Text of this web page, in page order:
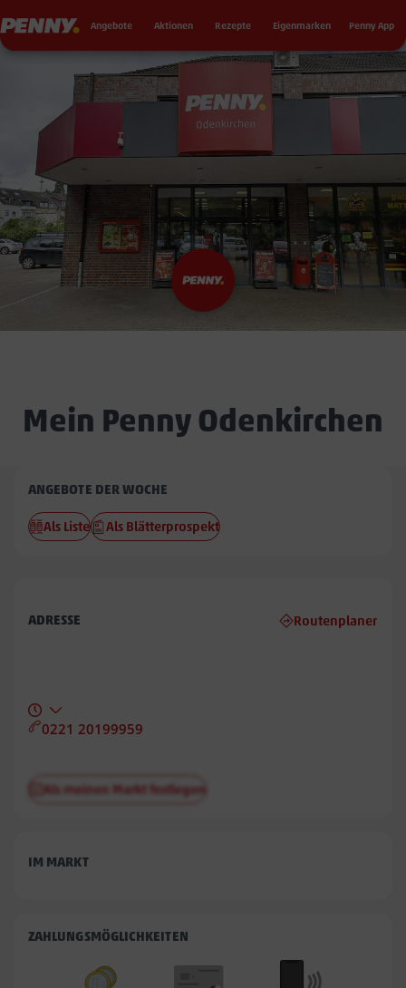
Penny Angebote Aktionen Rezepte Eigenmarken Penny App
Mein Penny Odenkirchen
Penny
Odenkirchen
ANGEBOTE DER WOCHE
Als Liste Als Blätterprospekt
ADRESSE Routenplaner
0221 20199959
Als meinen Markt festlegen
IM MARKT
ZAHLUNGSMÖGLICHKEITEN